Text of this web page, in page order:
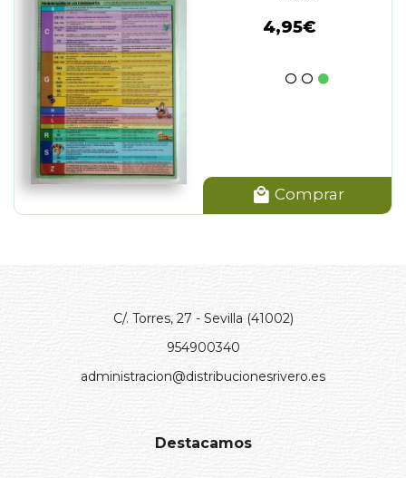
4,95€
Comprar
C/. Torres, 27 - Sevilla (41002)
954900340
administracion@distribucionesrivero.es
Destacamos